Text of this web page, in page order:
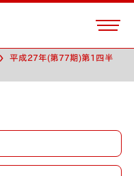
平成27年(第77期)第1四半